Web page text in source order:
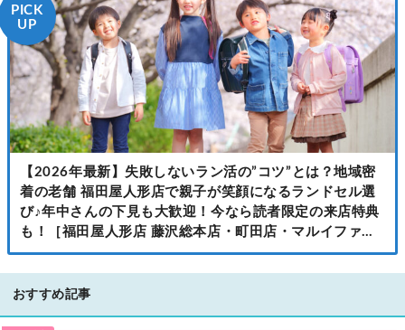
PICK
UP
【2026年最新】失敗しないラン活の”コツ”とは？地域密
着の老舗 福田屋人形店で親子が笑顔になるランドセル選
び♪年中さんの下見も大歓迎！今なら読者限定の来店特典
も！［福田屋人形店 藤沢総本店・町田店・マルイファミ
リー溝口店］
おすすめ記事